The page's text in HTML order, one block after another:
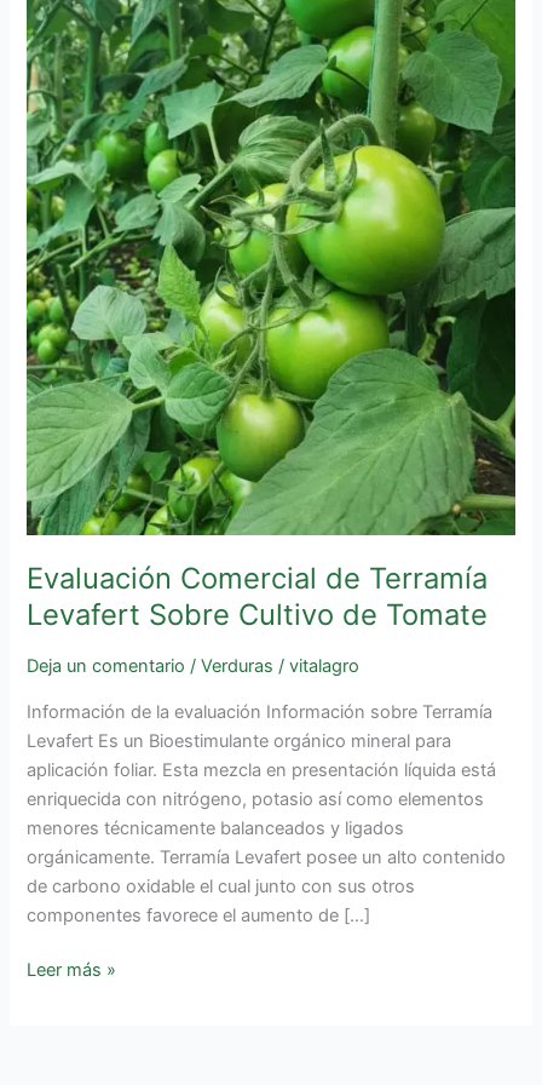
Evaluación Comercial de Terramía
Levafert Sobre Cultivo de Tomate
Deja un comentario /Verduras /vitalagro
Información de la evaluación Información sobre Terramía
Levafert Es un Bioestimulante orgánico mineral para
aplicación foliar. Esta mezcla en presentación líquida está
enriquecida con nitrógeno, potasio así como elementos
menores técnicamente balanceados y ligados
orgánicamente. Terramía Levafert posee un alto contenido
de carbono oxidable el cual junto con sus otros
componentes favorece el aumento de […]
Levafert
Sobre
Cultivo
de
Tomate
Leer más »